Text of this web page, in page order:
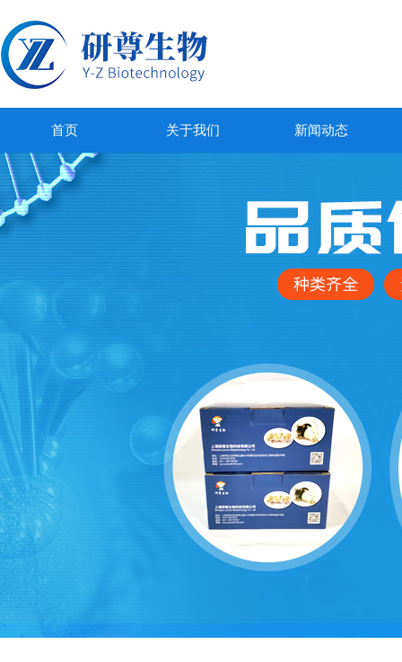
首页 关于我们 新闻动态